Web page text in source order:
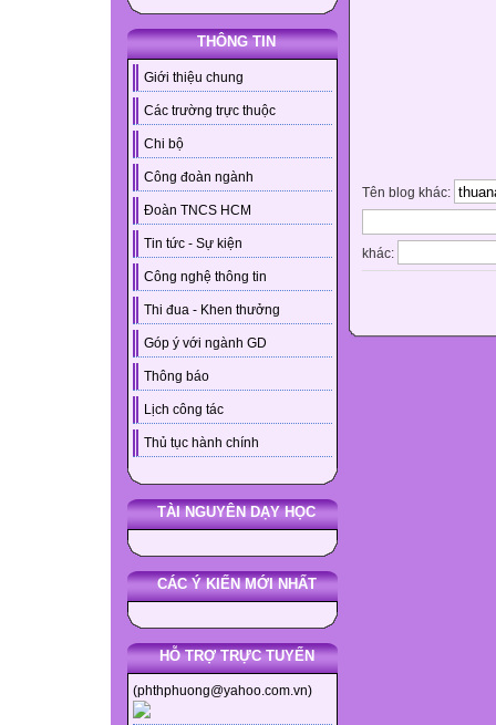
THÔNG TIN
Giới thiệu chung
Các trường trực thuộc
Chi bộ
Công đoàn ngành
Đoàn TNCS HCM
Tin tức - Sự kiện
Công nghệ thông tin
Thi đua - Khen thưởng
Góp ý với ngành GD
Thông báo
Lịch công tác
Thủ tục hành chính
TÀI NGUYÊN DẠY HỌC
CÁC Ý KIẾN MỚI NHẤT
HỖ TRỢ TRỰC TUYẾN
(phthphuong@yahoo.com.vn)
Tên blog khác:
khác: